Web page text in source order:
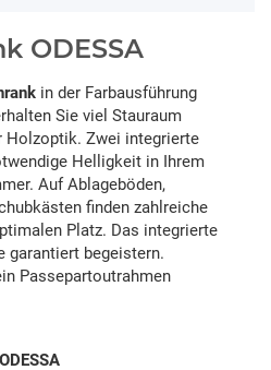
ODESSA
in der Farbausführung
Sie viel Stauraum
Holzoptik. Zwei integrierte
Helligkeit in Ihrem
Auf Ablageböden,
finden zahlreiche
Platz. Das integrierte
garantiert begeistern.
Passepartoutrahmen